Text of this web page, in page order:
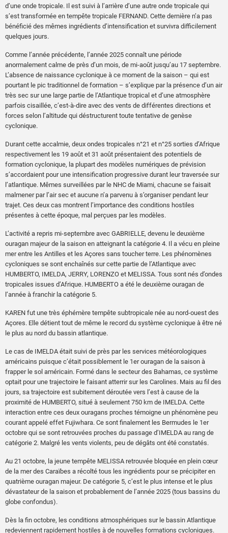
d’une onde tropicale. Il est suivi à l’arrière d’une autre onde tropicale qui
s’est transformée en tempête tropicale FERNAND. Cette dernière n’a pas
bénéficié des mêmes ingrédients d’intensification et survivra difficilement
quelques jours.
Comme l’année précédente, l’année 2025 connaît une période
anormalement calme de près d’un mois, de mi-août jusqu’au 17 septembre.
L’absence de naissance cyclonique à ce moment de la saison – qui est
pourtant le pic traditionnel de formation – s’explique par la présence d’un air
très sec sur une large partie de l’Atlantique tropical et d’une atmosphère
parfois cisaillée, c’est-à-dire avec des vents de différentes directions et
forces selon l’altitude qui déstructurent toute tentative de genèse
cyclonique.
Durant cette accalmie, deux ondes tropicales n°21 et n°25 sorties d’Afrique
respectivement les 19 août et 31 août présentaient des potentiels de
formation cyclonique, la plupart des modèles numériques de prévision
s’accordaient pour une intensification progressive durant leur traversée sur
l’atlantique. Mêmes surveillées par le NHC de Miami, chacune se faisait
malmener par l’air sec et aucune n’a parvenu à s’organiser pendant leur
trajet. Ces deux cas montrent l’importance des conditions hostiles
présentes à cette époque, mal perçues par les modèles.
L’activité a repris mi-septembre avec GABRIELLE, devenu le deuxième
ouragan majeur de la saison en atteignant la catégorie 4. Il a vécu en pleine
mer entre les Antilles et les Açores sans toucher terre. Les phénomènes
cycloniques se sont enchaînés sur cette partie de l’Atlantique avec
HUMBERTO, IMELDA, JERRY, LORENZO et MELISSA. Tous sont nés d’ondes
tropicales issues d’Afrique. HUMBERTO a été le deuxième ouragan de
l’année à franchir la catégorie 5.
KAREN fut une très éphémère tempête subtropicale née au nord-ouest des
Açores. Elle détient tout de même le record du système cyclonique à être né
le plus au nord du bassin atlantique.
Le cas de IMELDA était suivi de près par les services météorologiques
américains puisque c’était possiblement le 1er ouragan de la saison à
frapper le sol américain. Formé dans le secteur des Bahamas, ce système
optait pour une trajectoire le faisant atterrir sur les Carolines. Mais au fil des
jours, sa trajectoire est subitement déroutée vers l’est à cause de la
proximité de HUMBERTO, situé à seulement 750 km de IMELDA. Cette
interaction entre ces deux ouragans proches témoigne un phénomène peu
courant appelé effet Fujiwhara. Ce sont finalement les Bermudes le 1er
octobre qui se sont retrouvées proches du passage d’IMELDA au rang de
catégorie 2. Malgré les vents violents, peu de dégâts ont été constatés.
Au 21 octobre, la jeune tempête MELISSA retrouvée bloquée en plein cœur
de la mer des Caraïbes a récolté tous les ingrédients pour se précipiter en
quatrième ouragan majeur. De catégorie 5, c’est le plus intense et le plus
dévastateur de la saison et probablement de l’année 2025 (tous bassins du
globe confondus).
Dès la fin octobre, les conditions atmosphériques sur le bassin Atlantique
redeviennent rapidement hostiles à de nouvelles formations cycloniques.